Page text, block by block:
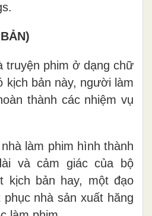
truyện phim ở dạng chữ
kịch bản này, người làm
thành các nhiệm vụ
làm phim hình thành
và cảm giác của bộ
kịch bản hay, một đạo
nhà sản xuất hăng